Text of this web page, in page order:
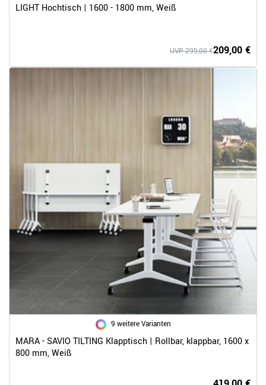
LIGHT Hochtisch | 1600 - 1800 mm, Weiß
209,00 €
UVP 299,00 €
9 weitere Varianten
MARA - SAVIO TILTING Klapptisch | Rollbar, klappbar, 1600 x
800 mm, Weiß